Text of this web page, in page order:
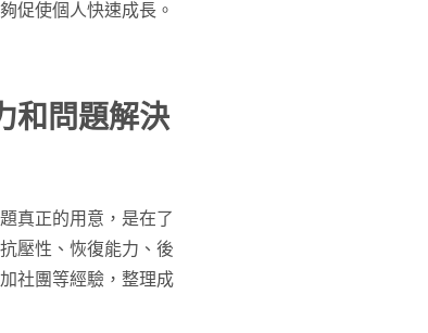
促使個人快速成長。
和 問題解決
真正的用意，是在了
壓性、恢復能力、後
社團等經驗，整理成